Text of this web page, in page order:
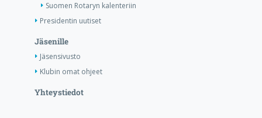
Suomen Rotaryn kalenteriin
Presidentin uutiset
Jäsenille
Jäsensivusto
Klubin omat ohjeet
Yhteystiedot